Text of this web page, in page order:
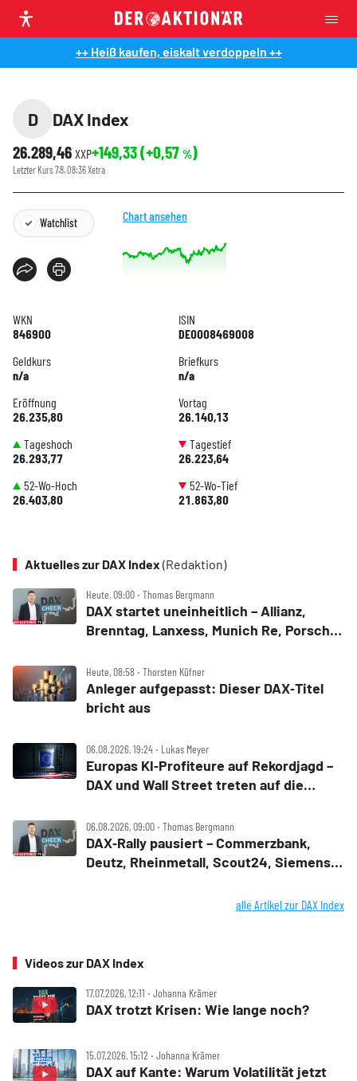
++ Heiß kaufen, eiskalt verdoppeln ++
D
DAX Index
26.289,46 XXP+149,33(+0,57 %)
Letzter Kurs7.8. 08:36Xetra
Watchlist Chart ansehen
WKN
846900
ISIN
DE0008469008
Geldkurs
n/a
Briefkurs
n/a
Eröffnung
26.235,80
Vortag
26.140,13
Tageshoch
26.293,77
Tagestief
26.223,64
52-Wo-Hoch
26.403,80
52-Wo-Tief
21.863,80
Aktuelles zur DAX Index (Redaktion)
Heute, 09:00 ‧ Thomas Bergmann
DAX startet uneinheitlich – Allianz,
Brenntag, Lanxess, Munich Re, Porsche
Heute, 08:58 ‧ Thorsten Küfner
Anleger aufgepasst: Dieser DAX‑Titel
bricht aus
06.08.2026, 19:24 ‧ Lukas Meyer
Europas KI‑Profiteure auf Rekordjagd –
DAX und Wall Street treten auf die
06.08.2026, 09:00 ‧ Thomas Bergmann
DAX‑Rally pausiert – Commerzbank,
Deutz, Rheinmetall, Scout24, Siemens,
alle Artikel zur DAX Index
Videos zur DAX Index
17.07.2026, 12:11 ‧ Johanna Krämer
DAX trotzt Krisen: Wie lange noch?
15.07.2026, 15:12 ‧ Johanna Krämer
DAX auf Kante: Warum Volatilität jetzt